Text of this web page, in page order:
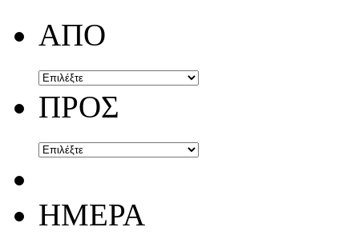
ΑΠΟ
ΠΡΟΣ
ΗΜΕΡΑ